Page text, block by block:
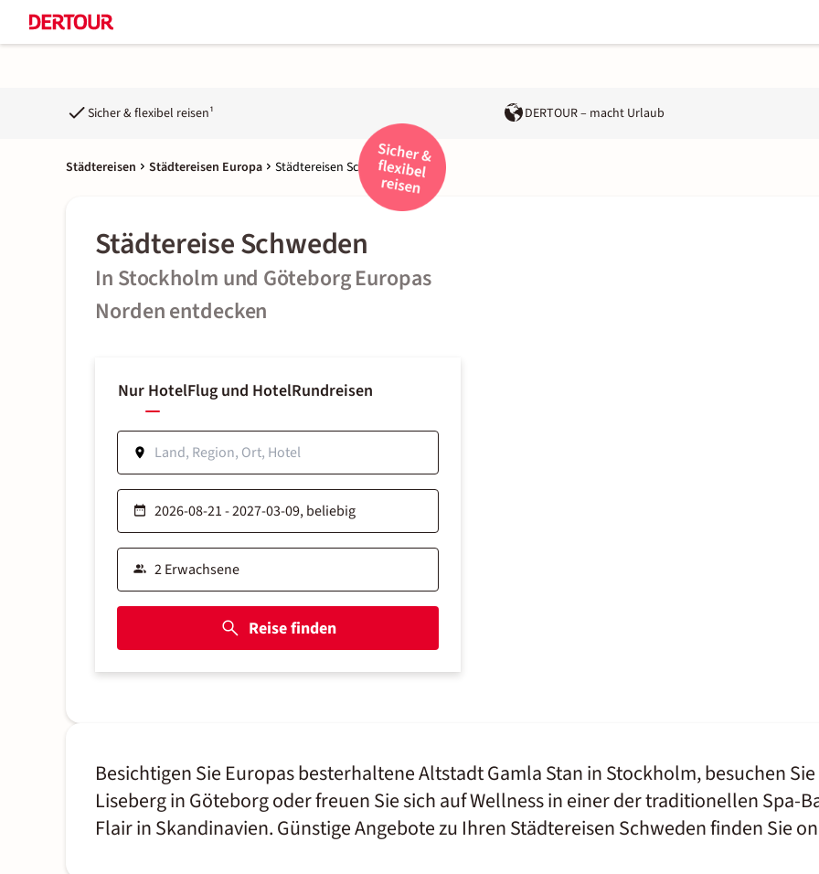
Sicher & flexibel reisen¹ DERTOUR – macht Urlaub
Städtereisen Städtereisen Europa Städtereisen Schweden
Städtereise Schweden
In Stockholm und Göteborg Europas
Norden entdecken
Nur HotelFlug und HotelRundreisen
Reise finden
Besichtigen Sie Europas besterhaltene Altstadt Gamla Stan in Stockholm, besuchen
Liseberg in Göteborg oder freuen Sie sich auf Wellness in einer der traditionellen Spa-
Flair in Skandinavien. Günstige Angebote zu Ihren Städtereisen Schweden finden Sie